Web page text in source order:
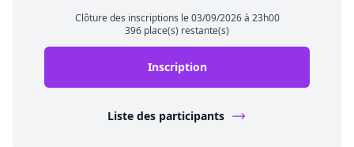
Clôture des inscriptions le 03/09/2026 à 23h00
396 place(s) restante(s)
Inscription
Liste des participants